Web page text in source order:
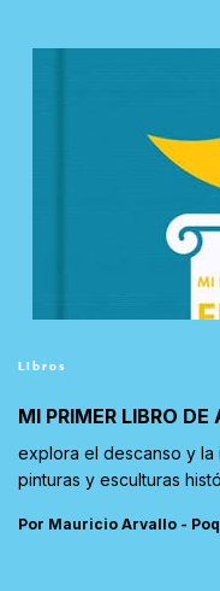
Libros
MI PRIMER LIBRO DE
explora el descanso y la
pinturas y esculturas
Por Mauricio Arvallo -